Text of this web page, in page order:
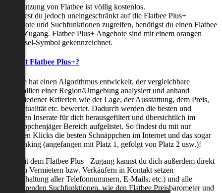
Die Nutzung von Flatbee ist völlig kostenlos.
Möchtest du jedoch uneingeschränkt auf die Flatbee Plus+
Angebote und Suchfunktionen zugreifen, benötigst du einen Flatbee
Plus+ Zugang. Flatbee Plus+ Angebote sind mit einem orangen
Schlüssel-Symbol gekennzeichnet.
Was ist Flatbee Plus+?
Flatbee hat einen Algorithmus entwickelt, der vergleichbare
Immobilien einer Region/Umgebung analysiert und anhand
verschiedener Kriterien wie der Lage, der Ausstattung, dem Preis,
der Aktualität etc. bewertet. Dadurch werden die besten und
neuesten Inserate für dich herausgefiltert und übersichtlich im
Schnäppchenjäger Bereich aufgelistet. So findest du mit nur
wenigen Klicks die besten Schnäppchen im Internet und das sogar
als Ranking (angefangen mit Platz 1, gefolgt von Platz 2 usw.)!
Nur mit dem Flatbee Plus+ Zugang kannst du dich außerdem direkt
mit den Vermietern bzw. Verkäufern in Kontakt setzen
(Freischaltung aller Telefonnummern, E-Mails, etc.) und alle
zeitsparenden Suchfunktionen, wie den Flatbee Preisbarometer und